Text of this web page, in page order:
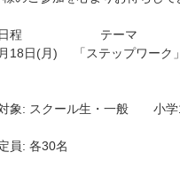
程 テーマ 受付
18日(月) 「ステップワーク
学4～小学6
象: スクール生・一般 小学
員: 各30名